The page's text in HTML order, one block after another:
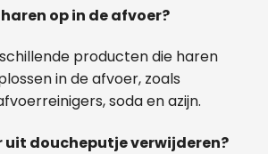
op in de afvoer?
producten die haren
in de afvoer, zoals
soda en azijn.
uit doucheputje verwijderen?